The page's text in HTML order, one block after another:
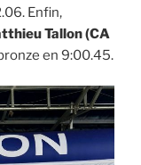
Enfin,
Tallon(CA
en 9:00.45.